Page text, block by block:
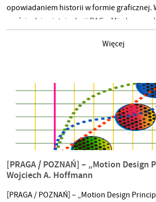
opowiadaniem historii w formie graficznej.
częścią dziewiątej edycji BAG –
w Granadzie. Tegoroczny temat koncentruje
doświadczenia, które mogą być dziwne,
zabawne lub głęboko poruszające.
przesyłania krótkich opowiadań w formie:
eksplorować historie jednostek
Więcej
[PRAGA / POZNAŃ] – „Motion Design
Wojciech A. Hoffmann
[PRAGA / POZNAŃ] – „Motion Design